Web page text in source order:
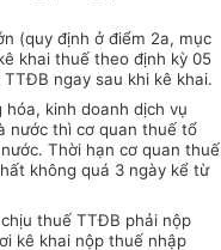
(quy định ở điểm 2a, mục
khai thuế theo định kỳ 05
ngay sau khi kê khai.
kinh doanh dịch vụ
nước thì cơ quan thuế tổ
Thời hạn cơ quan thuế
không quá 3 ngày kể từ
thuế TTĐB phải nộp
kê khai nộp thuế nhập